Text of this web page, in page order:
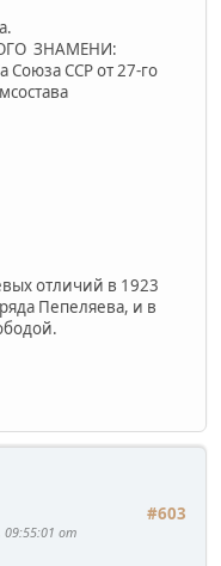
ЗНАМЕНИ:
ССР от 27-го
отличий в 1923
Пепеляева, и в
#603
09:55:01 от